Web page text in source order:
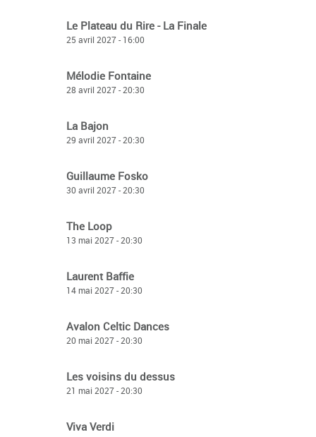
Le Plateau du Rire - La Finale
25 avril 2027 - 16:00
Mélodie Fontaine
28 avril 2027 - 20:30
La Bajon
29 avril 2027 - 20:30
Guillaume Fosko
30 avril 2027 - 20:30
The Loop
13 mai 2027 - 20:30
Laurent Baffie
14 mai 2027 - 20:30
Avalon Celtic Dances
20 mai 2027 - 20:30
Les voisins du dessus
21 mai 2027 - 20:30
Viva Verdi